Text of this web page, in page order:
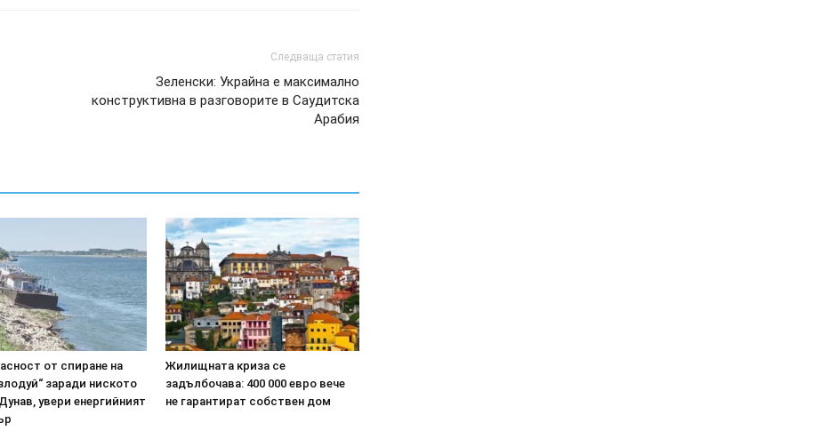
Следваща статия
Зеленски: Украйна е максимално
конструктивна в разговорите в Саудитска
Арабия
от спиране на
заради ниското
увери енергийният
Жилищната криза се
задълбочава: 400 000 евро вече
не гарантират собствен дом